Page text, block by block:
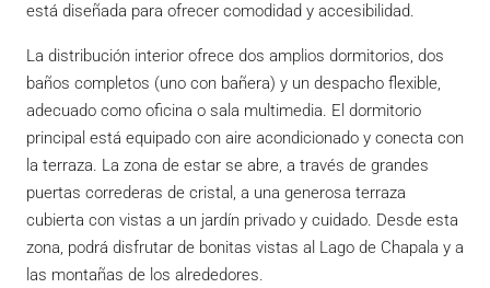
está diseñada para ofrecer comodidad y accesibilidad.
La distribución interior ofrece dos amplios dormitorios, dos
baños completos (uno con bañera) y un despacho flexible,
adecuado como oficina o sala multimedia. El dormitorio
principal está equipado con aire acondicionado y conecta con
la terraza. La zona de estar se abre, a través de grandes
puertas correderas de cristal, a una generosa terraza
cubierta con vistas a un jardín privado y cuidado. Desde esta
zona, podrá disfrutar de bonitas vistas al Lago de Chapala y a
las montañas de los alrededores.